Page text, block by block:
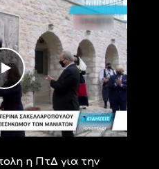
η ΠτΔ για την